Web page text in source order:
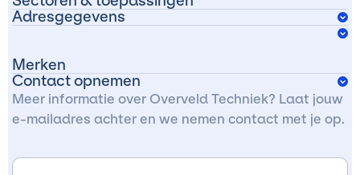
Producten
Werken bij
Algemene machinebouw
Verpakkingsindustrie
Voedingsmiddelenindustrie
Transport en logistiek
Agrarische sector
Adresgegevens
4631 SN Hoogerheide
Merken
ASK Lagertechniek
Challenge
Clean-Geartech
Contact opnemen
Meer informatie over Overveld Techniek? Laat jouw
e-mailadres achter en we nemen contact met je op.
E-